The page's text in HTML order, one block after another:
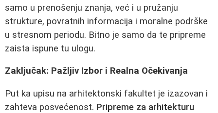
samo u prenošenju znanja, već i u pružanju
strukture, povratnih informacija i moralne podrške
u stresnom periodu. Bitno je samo da te pripreme
zaista ispune tu ulogu.
Zaključak: Pažljiv Izbor i Realna Očekivanja
Put ka upisu na arhitektonski fakultet je izazovan i
zahteva posvećenost. Pripreme za arhitekturu